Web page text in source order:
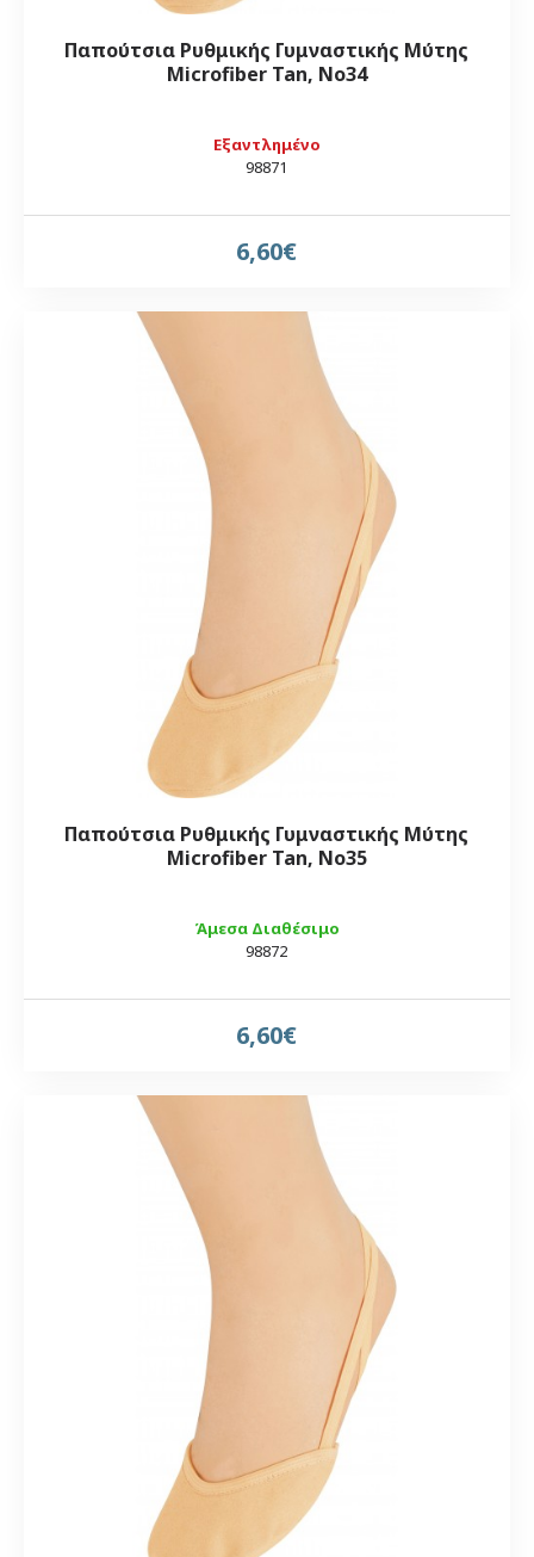
Εξαντλημένο
98871
Παπούτσια Ρυθμικής Γυμναστικής Μύτης
Microfiber Tan, Νο34
6,60€
Άμεσα Διαθέσιμο
98872
Παπούτσια Ρυθμικής Γυμναστικής Μύτης
Microfiber Tan, Νο35
6,60€